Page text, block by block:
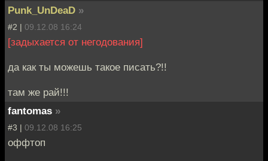
Punk_UnDeaD »
#2 | 09.12.08 16:24
[задыхается от негодования]
да как ты можешь такое писать?!!
там же рай!!!
fantomas »
#3 | 09.12.08 16:25
оффтоп